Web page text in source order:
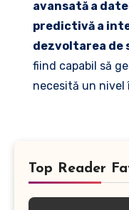
avansată a
predictivă a
dezvoltarea de
fiind capabil să
necesită un
Top Reader